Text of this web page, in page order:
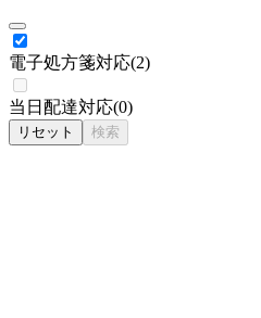
電子処方箋対応(2)
当日配達対応(0)
リセット 検索